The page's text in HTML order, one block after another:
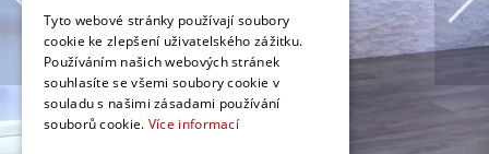
Tyto webové stránky používají soubory
cookie ke zlepšení uživatelského zážitku.
Používáním našich webových stránek
souhlasíte se všemi soubory cookie v
souladu s našimi zásadami používání
souborů cookie. Více informací